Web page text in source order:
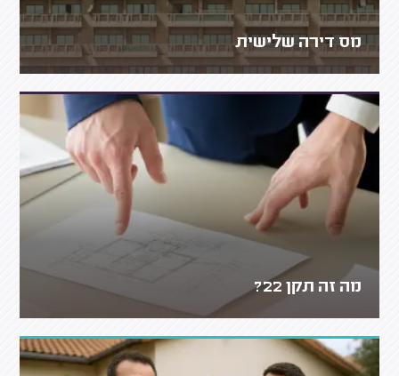
מס דירה שלישית
מה זה תקן 22?